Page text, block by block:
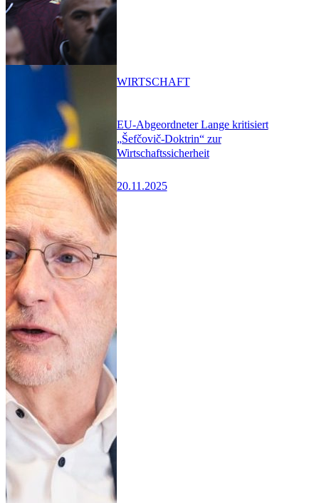
EU-Abgeordneter Lange kritisiert
„Šefčovič-Doktrin“ zur
Wirtschaftssicherheit
20.11.2025
WIRTSCHAFT